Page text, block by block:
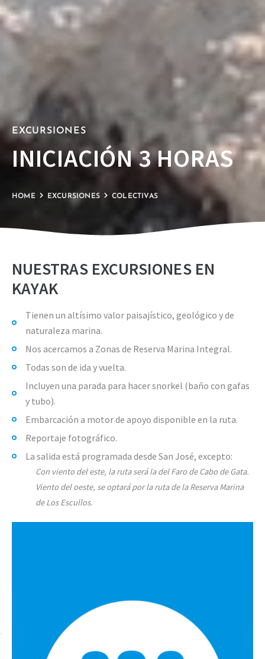
EXCURSIONES
INICIACIÓN 3 HORAS
HOME EXCURSIONES COLECTIVAS
NUESTRAS EXCURSIONES EN
KAYAK
Tienen un altísimo valor paisajístico, geológico y de
naturaleza marina.
Nos acercamos a Zonas de Reserva Marina Integral.
Todas son de ida y vuelta.
Incluyen una parada para hacer snorkel (baño con gafas
y tubo).
Embarcación a motor de apoyo disponible en la ruta.
Reportaje fotográfico.
La salida está programada desde San José, excepto:
Con viento del este, la ruta será la del Faro de Cabo de Gata.
Viento del oeste, se optará por la ruta de la Reserva Marina
de Los Escullos.